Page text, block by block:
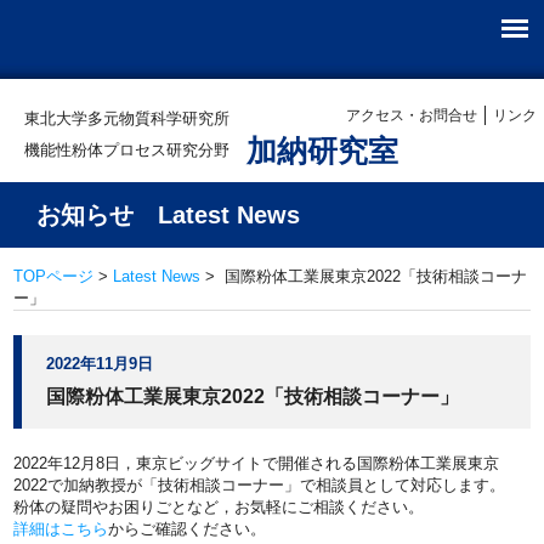
東北大学多元物質科学研究所
機能性粉体プロセス研究分野
加納研究室
アクセス・お問合せ リンク
お知らせ Latest News
TOPページ > Latest News > 国際粉体工業展東京2022「技術相談コーナ
ー」
2022年11月9日
国際粉体工業展東京2022「技術相談コーナー」
2022年12月8日，東京ビッグサイトで開催される国際粉体工業展東京
2022で加納教授が「技術相談コーナー」で相談員として対応します。
粉体の疑問やお困りごとなど，お気軽にご相談ください。
詳細はこちらからご確認ください。